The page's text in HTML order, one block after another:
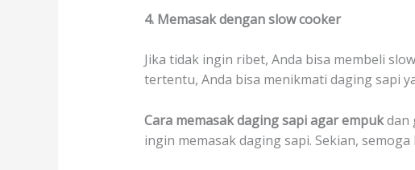
4. Memasak dengan slow cooker
Jika tidak ingin ribet, Anda bisa membeli
tertentu, Anda bisa menikmati daging sapi
Cara memasak daging sapi agar empukdan
ingin memasak daging sapi. Sekian,